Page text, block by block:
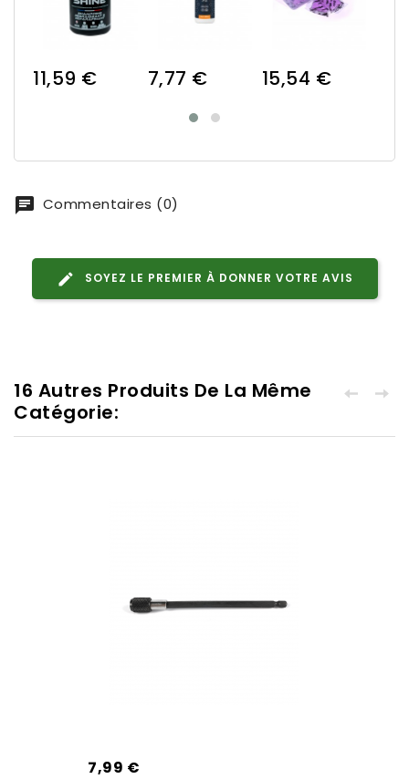
11,59 € 7,77 € 15,54 €
Commentaires (0)
SOYEZ LE PREMIER À DONNER VOTRE AVIS
16 Autres Produits De La Même
Catégorie:
7,99 €